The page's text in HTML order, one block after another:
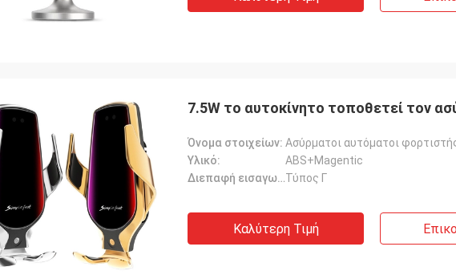
7.5W το αυτοκίνητο τοποθετεί τον
Όνομα στοιχείων:
Υλικό:
ABS+Magentic
Διεπαφή εισαγωγής:Τύπος Γ
Καλύτερη Τιμή